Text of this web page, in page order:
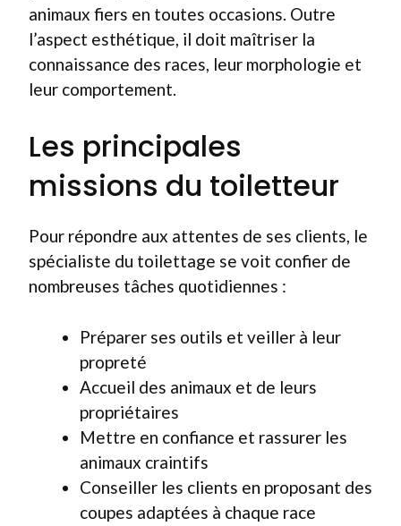
animaux fiers en toutes occasions. Outre
l’aspect esthétique, il doit maîtriser la
connaissance des races, leur morphologie et
leur comportement.
Les principales
missions du toiletteur
Pour répondre aux attentes de ses clients, le
spécialiste du toilettage se voit confier de
nombreuses tâches quotidiennes :
Préparer ses outils et veiller à leur
propreté
Accueil des animaux et de leurs
propriétaires
Mettre en confiance et rassurer les
animaux craintifs
Conseiller les clients en proposant des
coupes adaptées à chaque race